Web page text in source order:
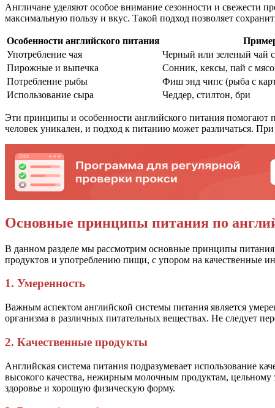
Англичане уделяют особое внимание сезонности и свежести
максимальную пользу и вкус. Такой подход позволяет
Особенности английского питания
Употребление чая
Черный или зеленый чай
Пирожные и выпечка
Сонник, кексы, пай с
Потребление рыбы
Фиш энд чипс (рыба с
Использование сыра
Чеддер, стилтон, бри
Эти принципы и особенности английского питания помогают
человек уникален, и подход к питанию может различаться.
Основные принципы питания по
В данном разделе мы рассмотрим основные принципы
продуктов и употреблению пищи, с упором на качественные
1. Умеренность
Важным аспектом английской системы питания является
организма в различных питательных веществах. Не следует
2. Качественные продукты
Английская система питания подразумевает использование
высокого качества, нежирным молочным продуктам,
здоровье и хорошую физическую форму.